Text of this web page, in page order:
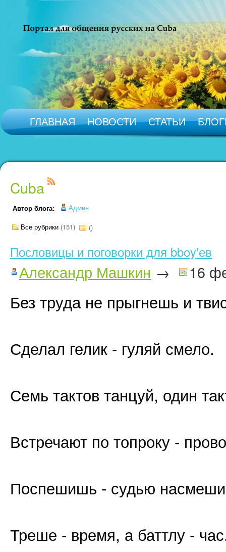
ГЛАВНАЯ НОВОСТИ СТАТЬИ
Cuba
Автор блога:
Админ
Все рубрики (151) ()
Пословицы и поговорки для bboy'ев
Александр Машкин → 16
Без труда не прыгнешь и
Сделал гелик - гуляй смело.
Семь тактов танцуй, один
Встречают по топроку -
Поспешишь - судью
Треше - время, а баттлу -